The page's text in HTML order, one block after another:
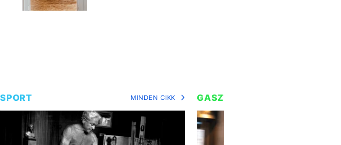
SPORT MINDEN CIKK GASZTRO